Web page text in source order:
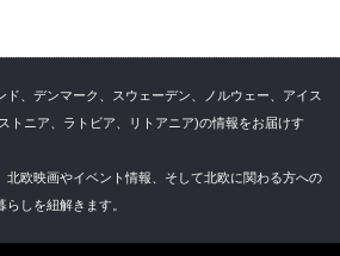
ド、デンマーク、スウェーデン、ノルウェー、アイス
トニア、ラトビア、リトアニア)の情報をお届けす
北欧映画やイベント情報、そして北欧に関わる方への
しを紐解きます。